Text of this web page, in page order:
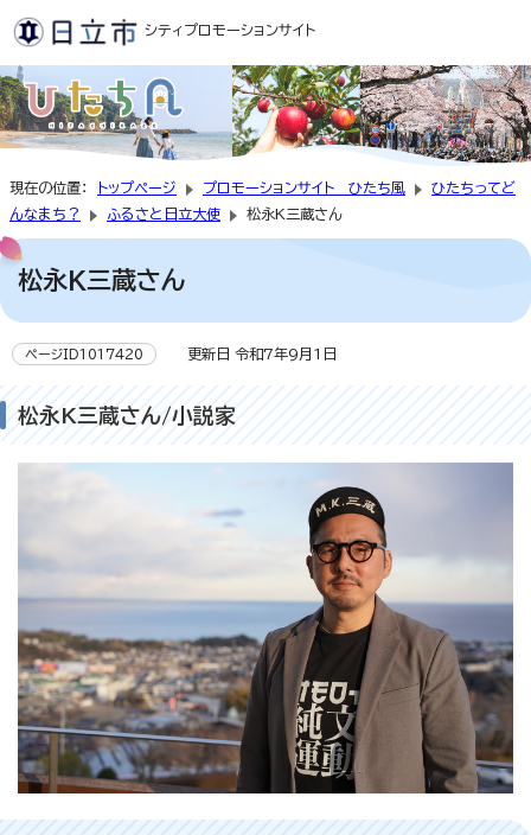
シティプロモーションサイト
現在の位置： トップページ プロモーションサイト ひたち風
ひたちってど
んなまち？
ふるさと日立大使 松永K三蔵さん
松永K三蔵さん
ページID1017420 更新日 令和7年9月1日
松永K三蔵さん/小説家